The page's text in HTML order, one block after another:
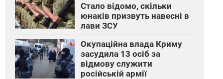
Стало відомо, скільки
юнаків призвуть навесні в
лави ЗСУ
Окупаційна влада Криму
засудила 13 осіб за
відмову служити
російській армії